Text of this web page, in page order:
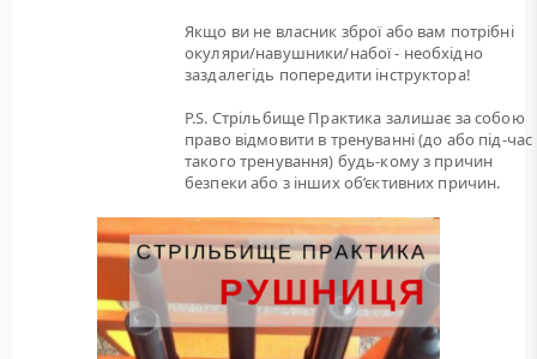
Якщо ви не власник зброї або вам потрiбнi
окуляри/навушники/набої - необхідно
заздалегідь попередити інструктора!
P.S. Стрільбище Практика залишає за собою
право відмовити в тренуванні (до або під-час
такого тренування) будь-кому з причин
безпеки або з інших об’єктивних причин.